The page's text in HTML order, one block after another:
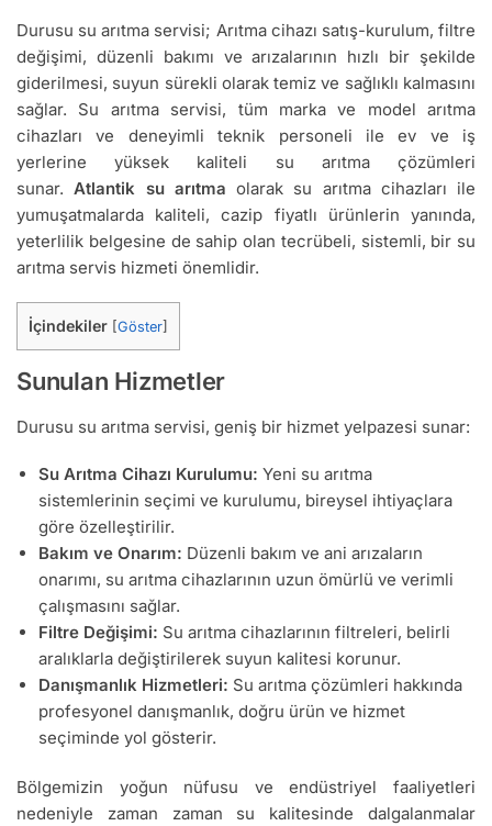
Durusu su arıtma servisi; Arıtma cihazı satış-kurulum, filtre
değişimi, düzenli bakımı ve arızalarının hızlı bir şekilde
giderilmesi, suyun sürekli olarak temiz ve sağlıklı kalmasını
sağlar. Su arıtma servisi, tüm marka ve model arıtma
cihazları ve deneyimli teknik personeli ile ev ve iş
yerlerine yüksek kaliteli su arıtma çözümleri
sunar.Atlantik su arıtma olarak su arıtma cihazları ile
yumuşatmalarda kaliteli, cazip fiyatlı ürünlerin yanında,
yeterlilik belgesine de sahip olan tecrübeli, sistemli, bir su
arıtma servis hizmeti önemlidir.
İçindekiler [Göster]
Sunulan Hizmetler
Durusu su arıtma servisi, geniş bir hizmet yelpazesi sunar:
Su Arıtma Cihazı Kurulumu: Yeni su arıtma
sistemlerinin seçimi ve kurulumu, bireysel ihtiyaçlara
göre özelleştirilir.
Bakım ve Onarım: Düzenli bakım ve ani arızaların
onarımı, su arıtma cihazlarının uzun ömürlü ve verimli
çalışmasını sağlar.
Filtre Değişimi: Su arıtma cihazlarının filtreleri, belirli
aralıklarla değiştirilerek suyun kalitesi korunur.
Danışmanlık Hizmetleri: Su arıtma çözümleri hakkında
profesyonel danışmanlık, doğru ürün ve hizmet
seçiminde yol gösterir.
Bölgemizin yoğun nüfusu ve endüstriyel faaliyetleri
nedeniyle zaman zaman su kalitesinde dalgalanmalar